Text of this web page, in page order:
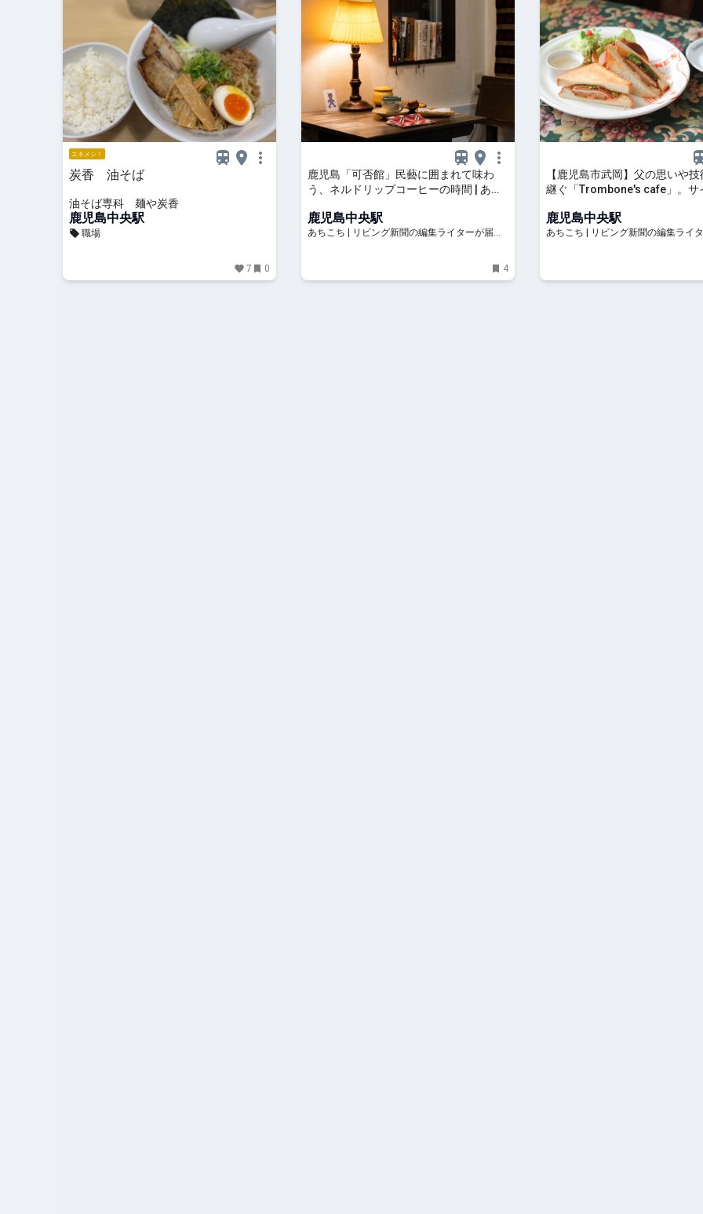
エキメシ！
炭香 油そば
油そば専科 麺や炭香
鹿児島中央駅
職場
7 0
鹿児島「可否館」民藝に囲まれて味わ
う、ネルドリップコーヒーの時間 | あち
ける鹿児島のおでかけ情報
鹿児島中央駅
あちこち | リビング新聞の編集ライターが届け
4
【鹿児島市武岡】父の思いや
継ぐ「Trombone's cafe」。サ
人気 | あちこち | リビング新聞
イターが届ける鹿児島のおでか
鹿児島中央駅
あちこち | リビング新聞の編集ライ